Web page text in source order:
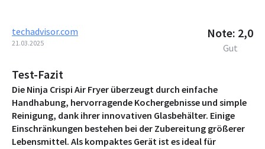
techadvisor.com
21.03.2025
Note: 2,0
Gut
Test-Fazit
Die Ninja Crispi Air Fryer überzeugt durch einfache
Handhabung, hervorragende Kochergebnisse und simple
Reinigung, dank ihrer innovativen Glasbehälter. Einige
Einschränkungen bestehen bei der Zubereitung größerer
Lebensmittel. Als kompaktes Gerät ist es ideal für